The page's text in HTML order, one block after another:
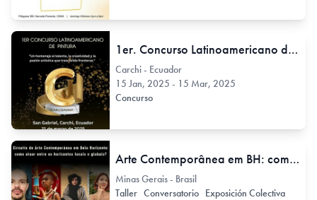
1er. Concurso Latinoamericano de Pintura ARTE PLÁSTICO
Carchi - Ecuador
15 Jan, 2025 - 15 Mar, 2025
Concurso
Arte Contemporânea em BH: como atuar entre os Horizontes Locais e Globais?
Minas Gerais - Brasil
Taller Conversatorio Exposición Colectiva